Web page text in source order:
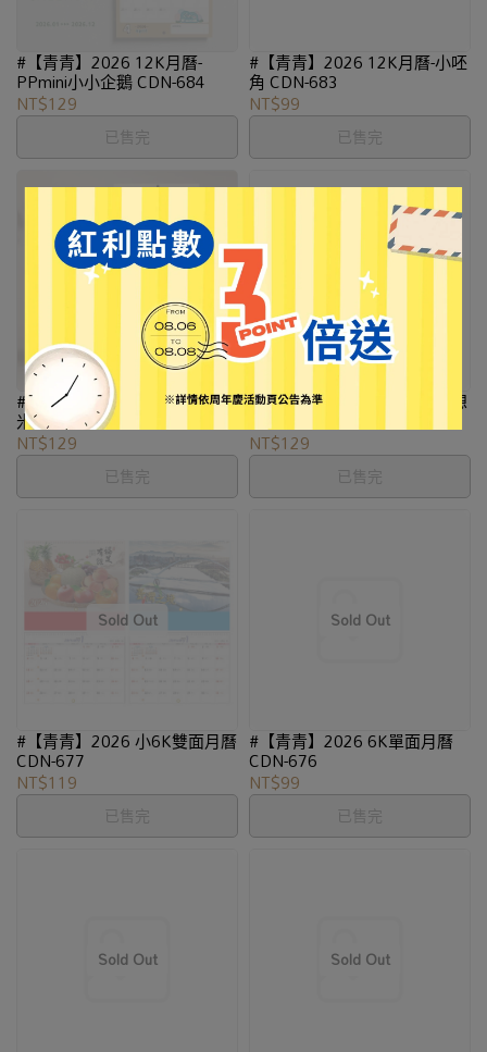
#【青青】2026 12K月曆-
PPmini小小企鵝 CDN-684
NT$129
已售完
#【青青】2026 12K月曆-小呸
角 CDN-683
NT$99
已售完
#【青青】2026 12K月曆-鯊西
米 CDN-682
NT$129
已售完
#【青青】2026 12K月曆-好想
兔 CDN-681
NT$129
已售完
#【青青】2026 小6K雙面月曆
CDN-677
NT$119
已售完
#【青青】2026 6K單面月曆
CDN-676
NT$99
已售完